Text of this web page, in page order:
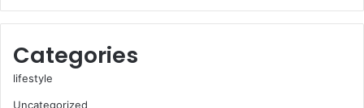
Categories
lifestyle
Uncategorized